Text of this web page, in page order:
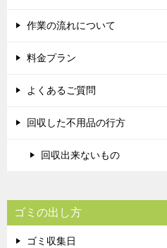
作業の流れについて
料金プラン
よくあるご質問
回収した不用品の行方
回収出来ないもの
ゴミの出し方
ゴミ収集日